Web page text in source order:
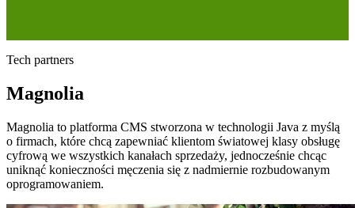
Tech partners
Magnolia
Magnolia to platforma CMS stworzona w technologii Java z myślą
o firmach, które chcą zapewniać klientom światowej klasy obsługę
cyfrową we wszystkich kanałach sprzedaży, jednocześnie chcąc
uniknąć konieczności męczenia się z nadmiernie rozbudowanym
oprogramowaniem.